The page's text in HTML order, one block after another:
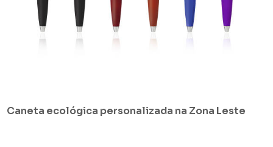
Caneta ecológica personalizada na Zona Leste